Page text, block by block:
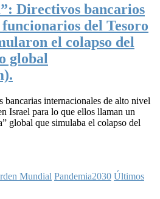
Directivos bancarios
del Tesoro
el colapso del
global
bancarias internacionales de alto nivel
Israel para lo que ellos llaman un
global que simulaba el colapso del
Mundial Pandemia2030 Últimos